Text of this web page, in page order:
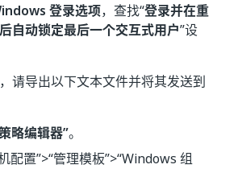
登录选项，查找“登录并在重
自动锁定最后一个交互式用户”设
请导出以下文本文件并将其发送到
略编辑器”。
配置”>“管理模板”>“Windows 组